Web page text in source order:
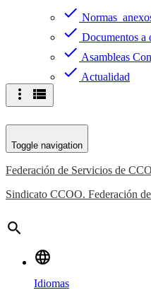
check Normas
check Documentos a
check Asambleas
check Actualidad
more_vert view_list
Toggle navigation
Federación de Servicios de
Sindicato CCOO. Federación
search
language
Idiomas